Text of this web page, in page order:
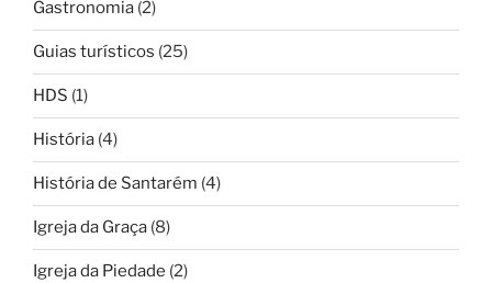
Gastronomia (2)
Guias turísticos (25)
HDS (1)
História (4)
História de Santarém (4)
Igreja da Graça (8)
Igreja da Piedade (2)